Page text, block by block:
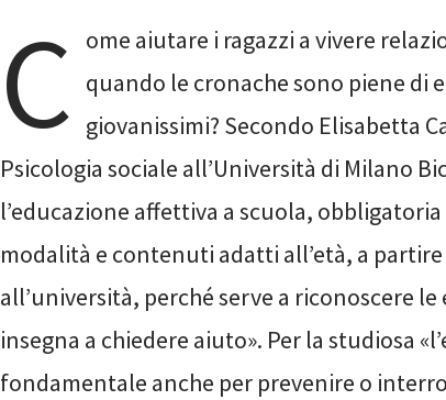
C ome aiutare i ragazzi a vivere
quando le cronache sono piene di
giovanissimi? Secondo Elisabetta
Psicologia sociale all’Università di Milano
l’educazione affettiva a scuola,
modalità e contenuti adatti all’età, a
all’università, perché serve a riconoscere
insegna a chiedere aiuto». Per la studiosa
fondamentale anche per prevenire o